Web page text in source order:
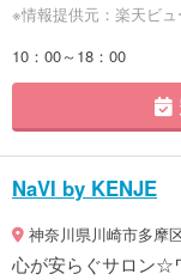
※情報提供元：楽天ビ
10：00～18：00
NaVI by KENJE
神奈川県川崎市多摩
心が安らぐサロン☆